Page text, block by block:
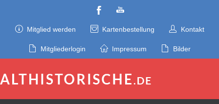
Mitglied werden Kartenbestellung Kontakt
Mitgliederlogin Impressum Bilder